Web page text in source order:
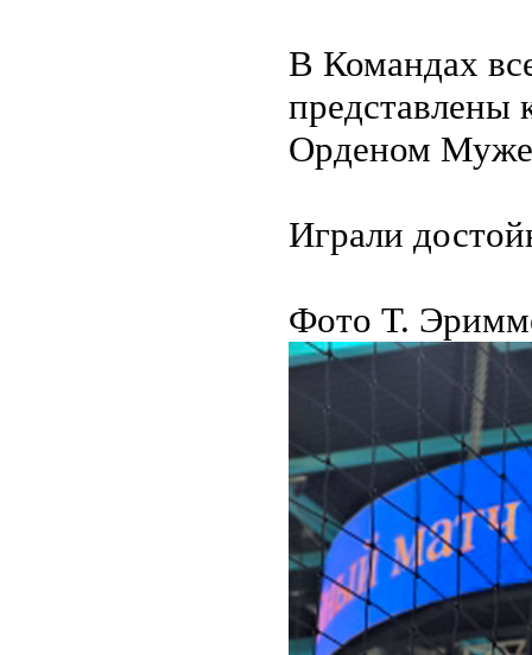
В Командах
представлены
Орденом
Играли
Фото Т.